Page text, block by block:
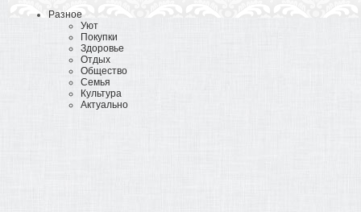
Разное
Уют
Покупки
Здоровье
Отдых
Общество
Семья
Культура
Актуально